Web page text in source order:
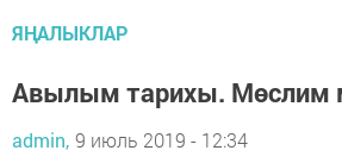
ЯҢАЛЫКЛАР
Авылым тарихы. Мөслим
admin, 9 июль 2019 - 12:34